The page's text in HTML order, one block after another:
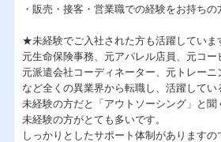
・販売・接客・営業職での経験をお持ちの
★未経験でご入社された方も活躍してい
元生命保険事務、元アパレル店員、元コー
元派遣会社コーディネーター、元トレーニ
など全くの異業界から転職し、活躍してい
未経験の方だと「アウトソーシング」と
未経験の方がとても多いです。
しっかりとしたサポート体制があります